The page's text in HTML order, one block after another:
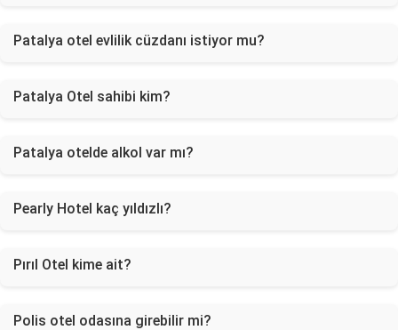
Patalya otel evlilik cüzdanı istiyor mu?
Patalya Otel sahibi kim?
Patalya otelde alkol var mı?
Pearly Hotel kaç yıldızlı?
Pırıl Otel kime ait?
Polis otel odasına girebilir mi?